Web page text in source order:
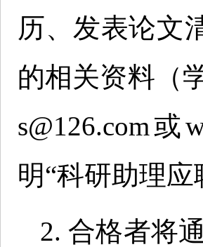
历、发表论文
的相关资料（
s@126.com
明“科研助理应
2. 合格者将